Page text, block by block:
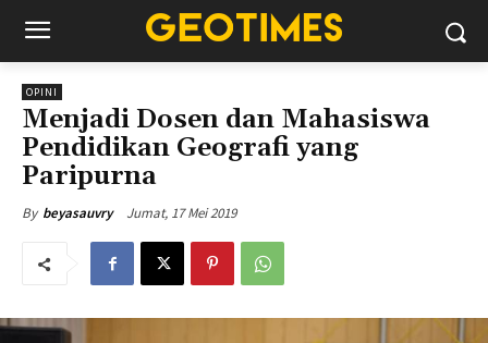
OPINI
Menjadi Dosen dan Mahasiswa
Pendidikan Geografi yang
Paripurna
By beyasauvry Jumat, 17 Mei 2019